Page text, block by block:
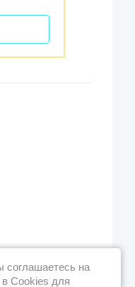
соглашаетесь на
Cookies для